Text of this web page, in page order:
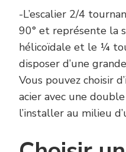
-L’escalier 2/4
90° et représente la
hélicoïdale et le ¼
disposer d’une
Vous pouvez choisir
acier avec une
l’installer au milieu